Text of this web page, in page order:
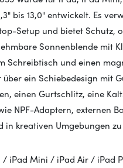
bis 13,0" entwickelt. Es
Setup und bietet Schutz,
Sonnenblende mit
Schreibtisch und einen
ein Schiebedesign mit
einen Gurtschlitz, eine
NPF-Adaptern, externen
kreativen Umgebungen
iPad Mini / iPad Air / iPad